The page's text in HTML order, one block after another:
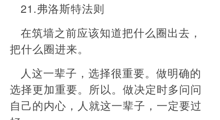
21.弗洛斯特法则
在筑墙之前应该知道把什么圈出去，
把什么圈进来。
人这一辈子，选择很重要。做明确的
选择更加重要。所以。做决定时多问问
自己的内心，人就这一辈子，一定要过